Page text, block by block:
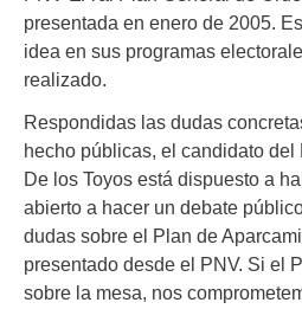
presentada en enero de 2005.
idea en sus programas
realizado.
Respondidas las dudas
hecho públicas, el candidato del
De los Toyos está dispuesto a
abierto a hacer un debate
dudas sobre el Plan de
presentado desde el PNV. Si el
sobre la mesa, nos